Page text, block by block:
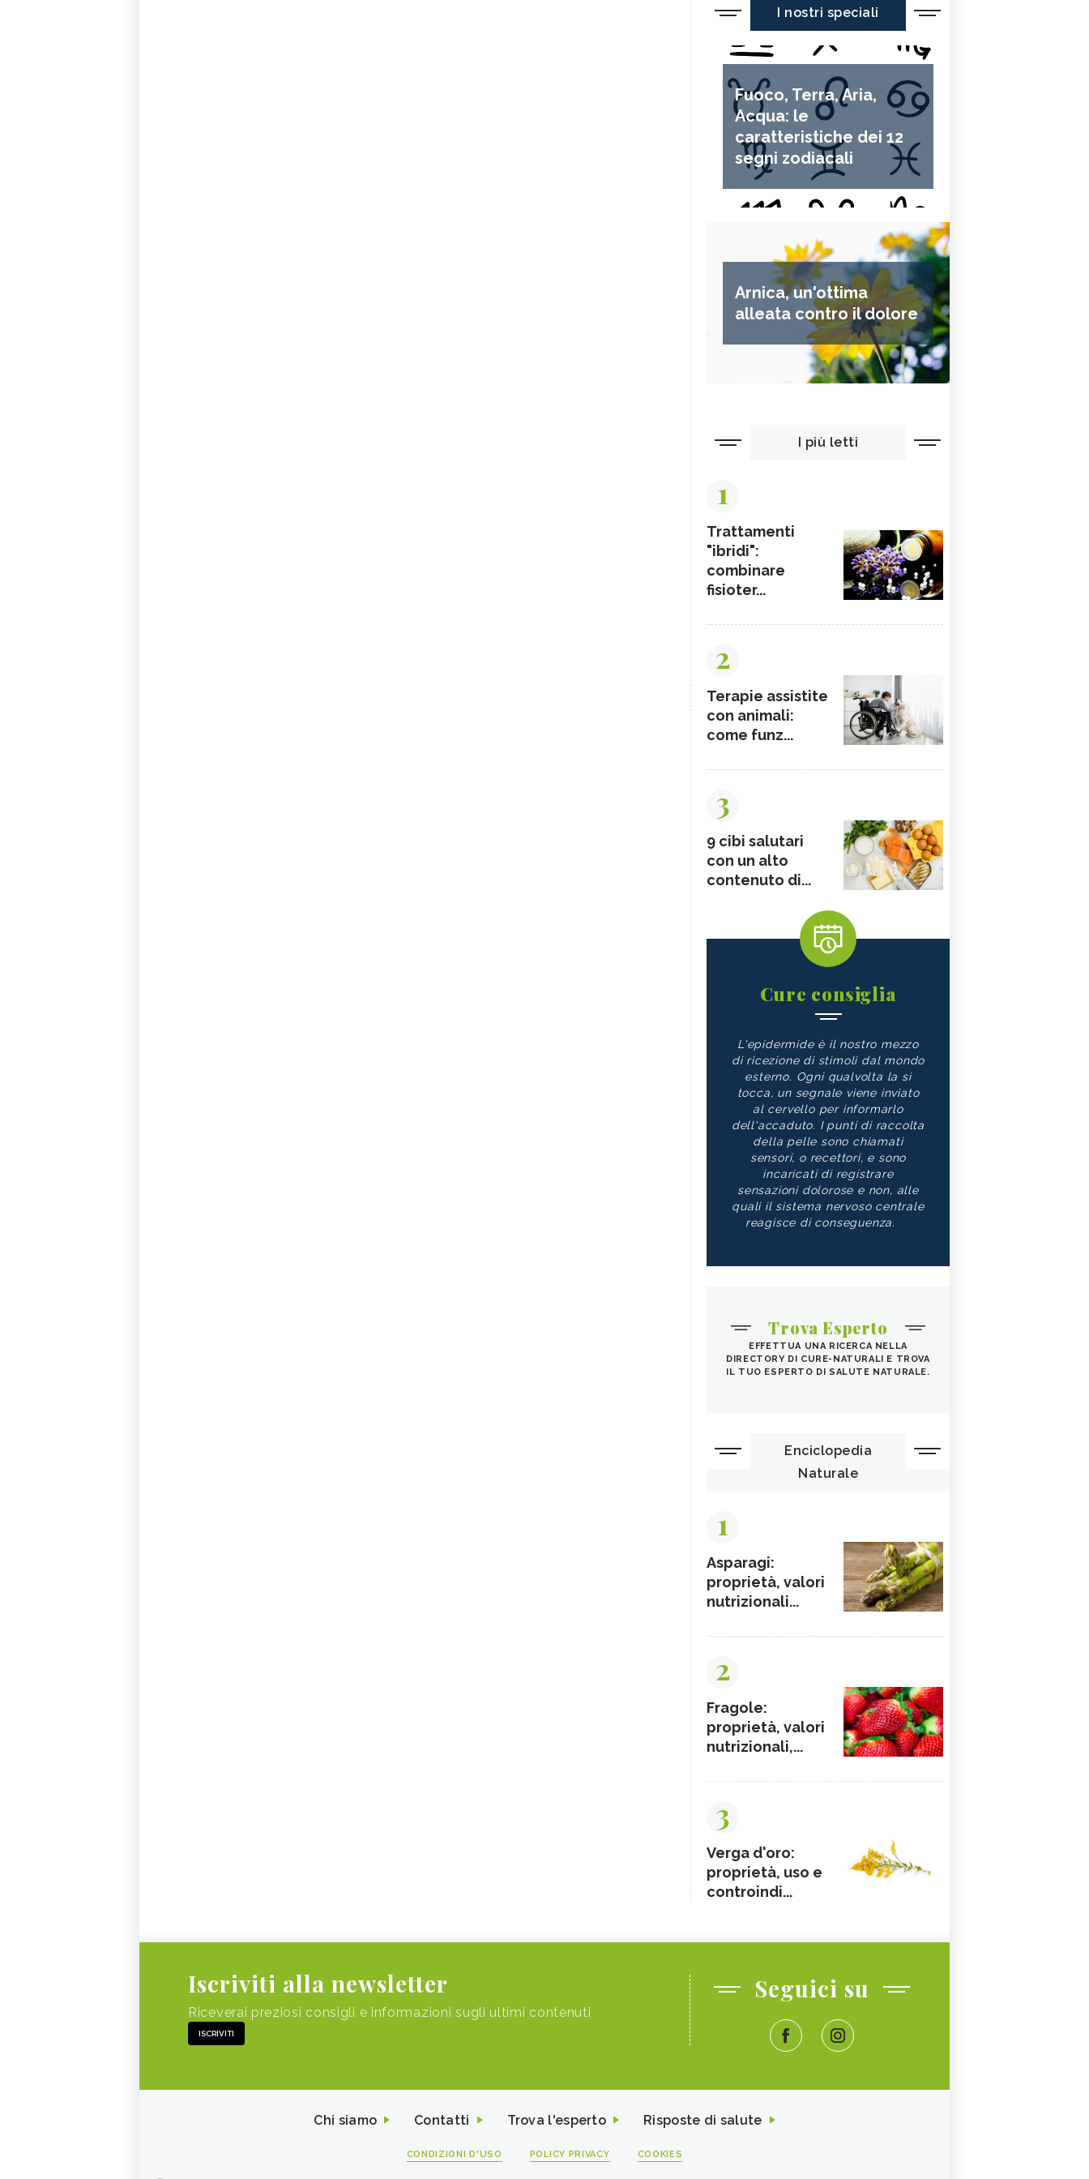
I nostri speciali
Fuoco, Terra, Aria,
Acqua: le
caratteristiche dei 12
segni zodiacali
Arnica, un'ottima
alleata contro il dolore
I più letti
1
Trattamenti
"ibridi":
combinare
fisioter...
2
Terapie assistite
con animali:
come funz...
3
9 cibi salutari
con un alto
contenuto di...
Cure consiglia
L'epidermide è il nostro mezzo
di ricezione di stimoli dal mondo
esterno. Ogni qualvolta la si
tocca, un segnale viene inviato
al cervello per informarlo
dell'accaduto. I punti di raccolta
della pelle sono chiamati
sensori, o recettori, e sono
incaricati di registrare
sensazioni dolorose e non, alle
quali il sistema nervoso centrale
reagisce di conseguenza.
Trova Esperto
EFFETTUA UNA RICERCA NELLA
DIRECTORY DI CURE-NATURALI E TROVA
IL TUO ESPERTO DI SALUTE NATURALE.
Enciclopedia
Naturale
1
Asparagi:
proprietà, valori
nutrizionali...
2
Fragole:
proprietà, valori
nutrizionali,...
3
Verga d'oro:
proprietà, uso e
controindi...
Iscriviti alla newsletter
Riceverai preziosi consigli e informazioni sugli ultimi contenuti
ISCRIVITI
Seguici su
Chi siamo Contatti Trova l'esperto Risposte di salute
CONDIZIONI D'USO POLICY PRIVACY COOKIES